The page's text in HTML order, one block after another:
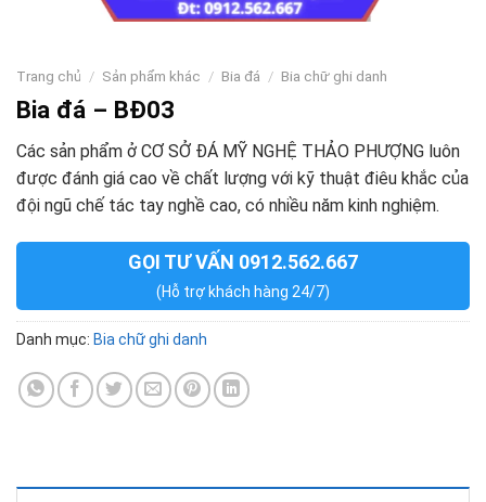
Trang chủ / Sản phẩm khác / Bia đá / Bia chữ ghi danh
Bia đá – BĐ03
Các sản phẩm ở CƠ SỞ ĐÁ MỸ NGHỆ THẢO PHƯỢNG luôn
được đánh giá cao về chất lượng với kỹ thuật điêu khắc của
đội ngũ chế tác tay nghề cao, có nhiều năm kinh nghiệm.
GỌI TƯ VẤN 0912.562.667
(Hỗ trợ khách hàng 24/7)
Danh mục: Bia chữ ghi danh